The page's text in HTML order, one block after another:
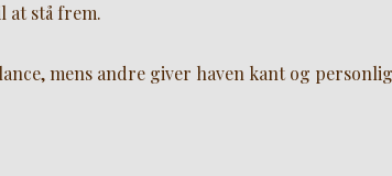
at stå frem.
mens andre giver haven kant og